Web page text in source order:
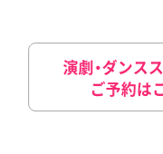
演劇・ダンス
ご予約は